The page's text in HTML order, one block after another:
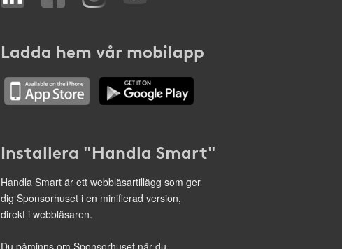
Ladda hem vår mobilapp
Installera "Handla Smart"
Handla Smart är ett webbläsartillägg som ger
dig Sponsorhuset i en minifierad version,
direkt i webbläsaren.